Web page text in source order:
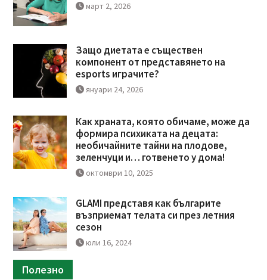
март 2, 2026
Защо диетата е съществен
компонент от представянето на
esports играчите?
януари 24, 2026
Как храната, която обичаме, може да
формира психиката на децата:
необичайните тайни на плодове,
зеленчуци и… готвенето у дома!
октомври 10, 2025
GLAMI представя как българите
възприемат телата си през летния
сезон
юли 16, 2024
Полезно